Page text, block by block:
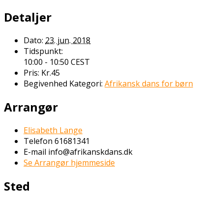
Detaljer
Dato: 23. jun. 2018
Tidspunkt:
10:00 - 10:50 CEST
Pris: Kr.45
Begivenhed Kategori: Afrikansk dans for børn
Arrangør
Elisabeth Lange
Telefon 61681341
E-mail info@afrikanskdans.dk
Se Arrangør hjemmeside
Sted